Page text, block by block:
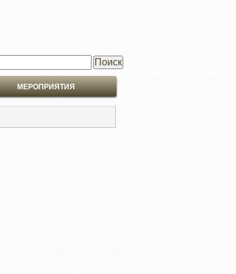
МЕРОПРИЯТИЯ